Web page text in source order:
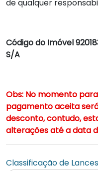
de qualquer
Código do Imóvel
S/A
Obs: No momento
pagamento aceita
desconto, contudo,
alterações até a data
Classificação de Lances